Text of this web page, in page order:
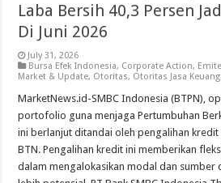
Laba Bersih 40,3 Persen
Di Juni 2026
July 31, 2026
Bursa Efek Indonesia, Corporate Action,
Market & Update, Otoritas, Otoritas Jasa
MarketNews.id-SMBC Indonesia (BTPN),
portofolio guna menjaga Pertumbuhan
ini berlanjut ditandai oleh pengalihan kredit
BTN. Pengalihan kredit ini memberikan
dalam mengalokasikan modal dan sumber